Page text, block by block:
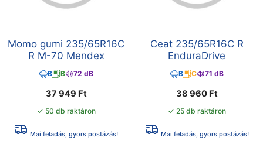
Momo gumi 235/65R16C
R M-70 Mendex
B B 72 dB
37 949 Ft
✓ 50 db raktáron
Mai feladás, gyors postázás!
Ceat 235/65R16C R
EnduraDrive
B C 71 dB
38 960 Ft
✓ 25 db raktáron
Mai feladás, gyors postázás!